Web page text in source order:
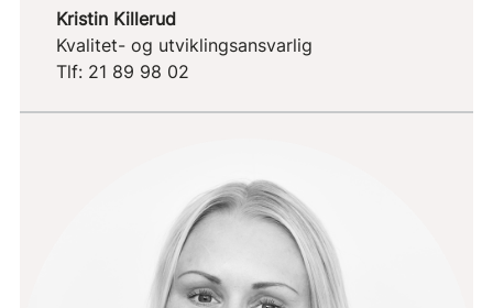
Kristin Killerud
Kvalitet- og utviklingsansvarlig
Tlf: 21 89 98 02